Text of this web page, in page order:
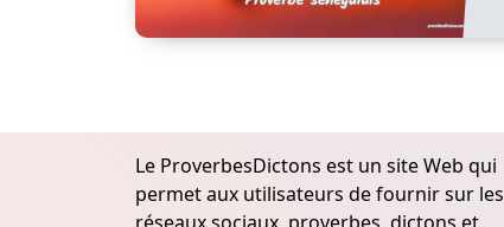
Le ProverbesDictons est un site Web qui
permet aux utilisateurs de fournir sur les